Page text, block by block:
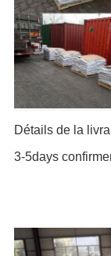
Détails de la
3-5days